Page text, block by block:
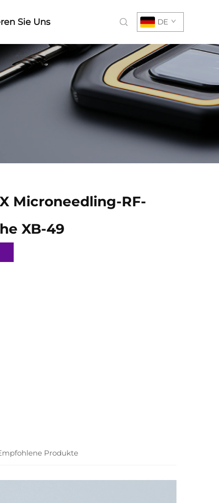
Sie Uns DE
Microneedling-RF-
XB-49
Produkte